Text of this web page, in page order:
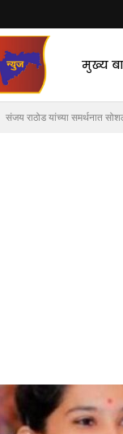
मुख्य
संजय राठोड यांच्या समर्थनात